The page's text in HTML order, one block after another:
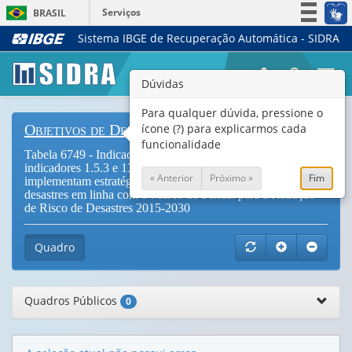
BRASIL
Serviços
Simplifique!
Legislação
Canais
Sistema IBGE de Recuperação Automática - SIDRA
Objetivos de Desenvolvimento Sustentável
Tabela 6749 - Indicador 11.b.1 (também se aplica aos
indicadores 1.5.3 e 13.1.2) - Número de países que adotam e
implementam estratégias nacionais de redução de risco de
desastres em linha com o Marco de Sendai para a Redução
de Risco de Desastres 2015-2030
Quadro
Quadros Públicos 0
Dúvidas
Para qualquer dúvida, pressione o
ícone (?) para explicarmos cada
funcionalidade
« Anterior Próximo » Fim